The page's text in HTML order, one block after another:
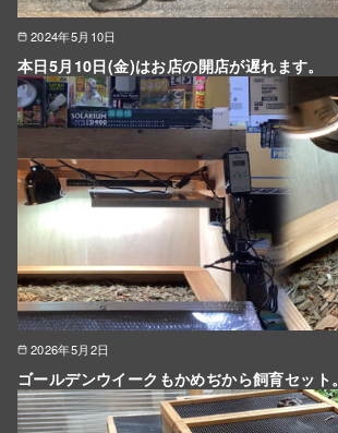
2024年5月10日
本日5月10日(金)はお店の開店が遅れます。
2026年5月2日
ゴールデンウイークもかめぢから飼育セット。